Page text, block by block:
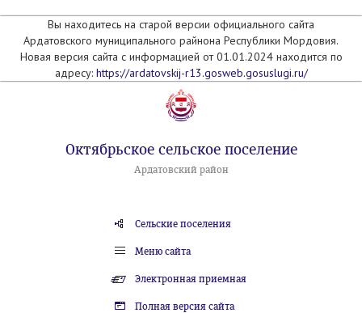
Вы находитесь на старой версии официального сайта
Ардатовского муниципального райнона Республики Мордовия.
Новая версия сайта с информацией от 01.01.2024 находится по
адресу: https://ardatovskij-r13.gosweb.gosuslugi.ru/
Октябрьское сельское поселение
Ардатовский район
Сельские поселения
Меню сайта
Электронная приемная
Полная версия сайта